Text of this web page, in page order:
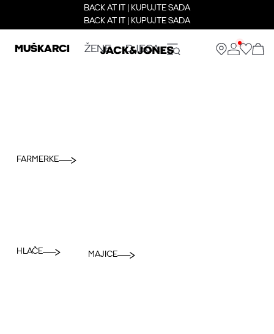
BACK AT IT | KUPUJTE SADA
BACK AT IT | KUPUJTE SADA
MUŠKARCI ŽENE DJECA
FARMERKE
HLAČE MAJICE